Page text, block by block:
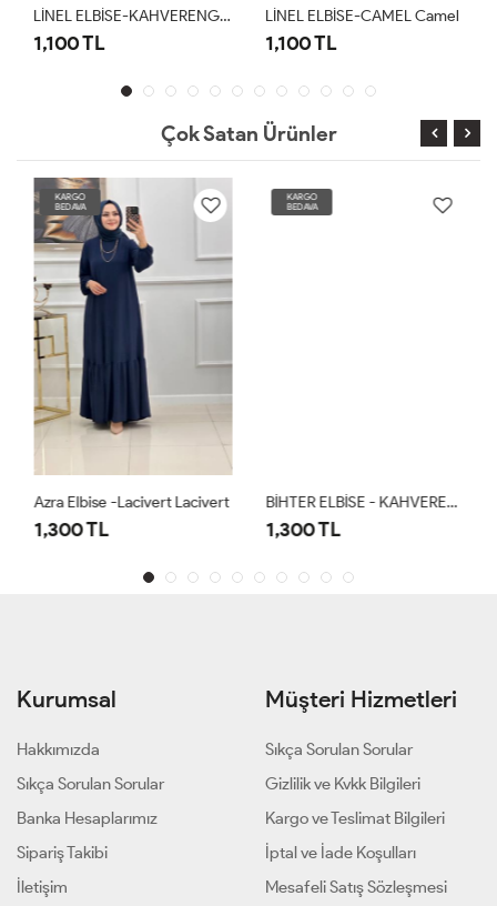
LİNEL ELBİSE-KAHVERENGİ Kahverengi
1,100 TL
LİNEL ELBİSE-CAMEL Camel
1,100 TL
Çok Satan Ürünler
KARGO
BEDAVA
Azra Elbise -Lacivert Lacivert
1,300 TL
KARGO
BEDAVA
BİHTER ELBİSE - KAHVERENGİ
1,300 TL
Kurumsal
Hakkımızda
Sıkça Sorulan Sorular
Banka Hesaplarımız
Sipariş Takibi
İletişim
Müşteri Hizmetleri
Sıkça Sorulan Sorular
Gizlilik ve Kvkk Bilgileri
Kargo ve Teslimat Bilgileri
İptal ve İade Koşulları
Mesafeli Satış Sözleşmesi